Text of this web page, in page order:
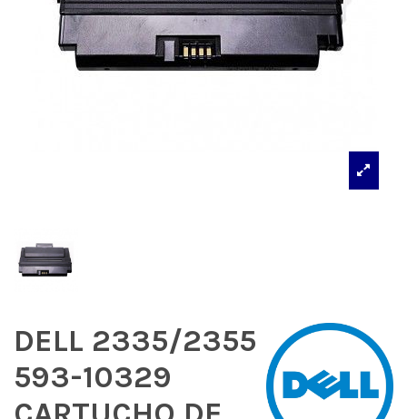
DELL 2335/2355
593-10329